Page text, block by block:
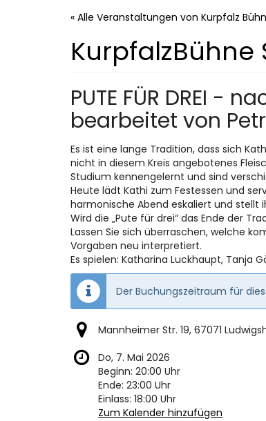
« Alle Veranstaltungen von Kurpfalz
KurpfalzBühne
PUTE FÜR DREI -
bearbeitet von
Es ist eine lange Tradition, dass sich
nicht in diesem Kreis angebotenes
Studium kennengelernt und sind
Heute lädt Kathi zum Festessen und
harmonische Abend eskaliert und stellt
Wird die „Pute für drei“ das Ende der
Lassen Sie sich überraschen, welche
Vorgaben neu interpretiert.
Es spielen: Katharina Luckhaupt, Tanja
Der Buchungszeitraum für
Mannheimer Str. 19, 67071
Do, 7. Mai 2026
Beginn: 20:00 Uhr
Ende: 23:00 Uhr
Einlass: 18:00 Uhr
Zum Kalender hinzufügen